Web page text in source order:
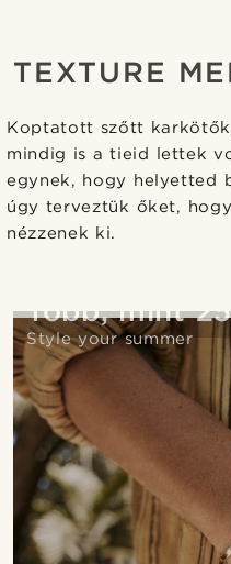
TEXTURE
Koptatott szőtt
mindig is a tieid lettek
egynek, hogy helyetted
úgy terveztük őket,
nézzenek ki.
Több, mint
Style your summer